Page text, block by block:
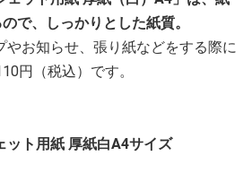
で、しっかりとした紙質。
やお知らせ、張り紙などをする際に
円（税込）です。
ト用紙 厚紙白A4サイズ